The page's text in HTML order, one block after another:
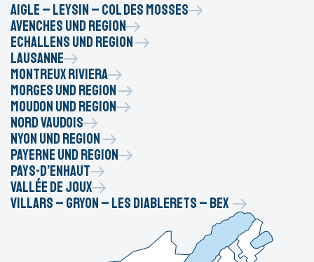
Aigle – Leysin – Col des Mosses
Avenches und region
Echallens und Region
Lausanne
Montreux Riviera
Morges und Region
Moudon und Region
Nord vaudois
Nyon und Region
Payerne und region
Pays-d’Enhaut
Vallée de Joux
Villars – Gryon – Les Diablerets – Bex